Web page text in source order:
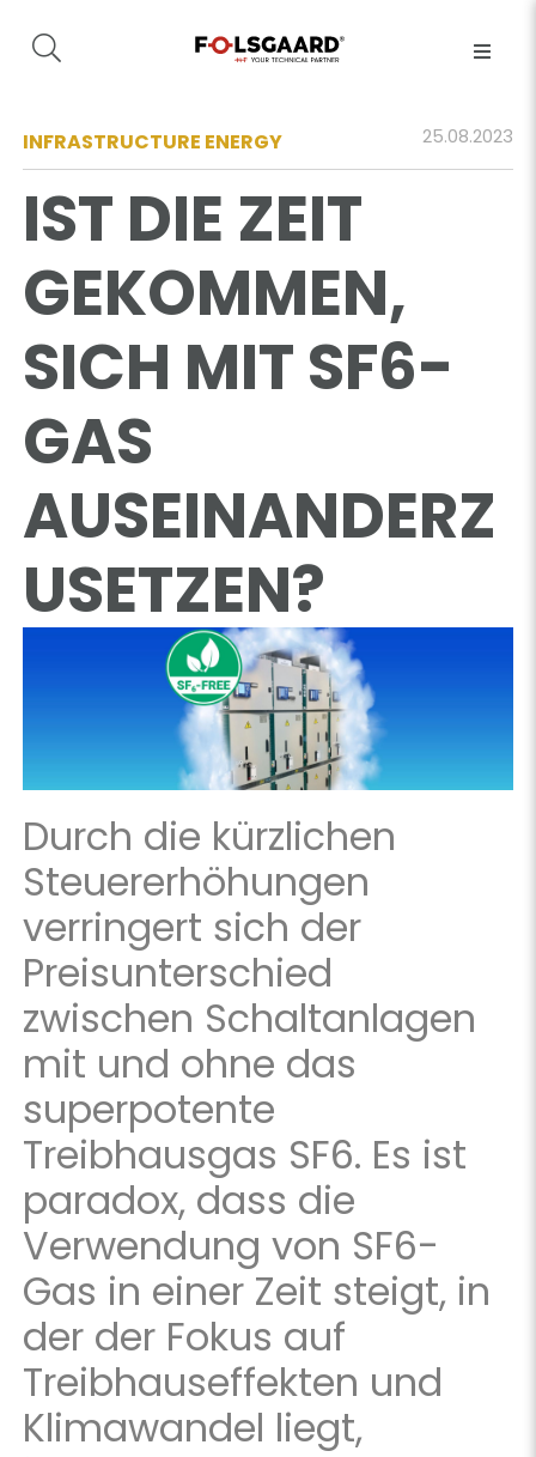
INFRASTRUCTURE ENERGY 25.08.2023
IST DIE ZEIT
GEKOMMEN,
SICH MIT SF6-
GAS
AUSEINANDERZ
USETZEN?
Durch die kürzlichen
Steuererhöhungen
verringert sich der
Preisunterschied
zwischen Schaltanlagen
mit und ohne das
superpotente
Treibhausgas SF6. Es ist
paradox, dass die
Verwendung von SF6-
Gas in einer Zeit steigt, in
der der Fokus auf
Treibhauseffekten und
Klimawandel liegt,